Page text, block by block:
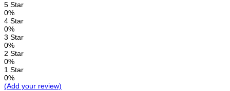
5 Star
0%
4 Star
0%
3 Star
0%
2 Star
0%
1 Star
0%
(Add your review)